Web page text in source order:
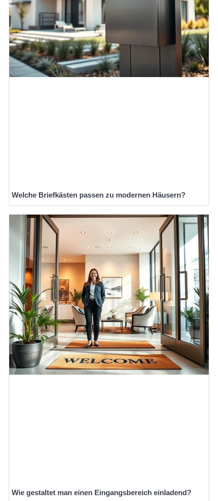
Welche Briefkästen passen zu modernen Häusern?
Wie gestaltet man einen Eingangsbereich einladend?